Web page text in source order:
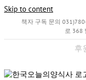
Skip to content
책자 구독 문의
로 368
후